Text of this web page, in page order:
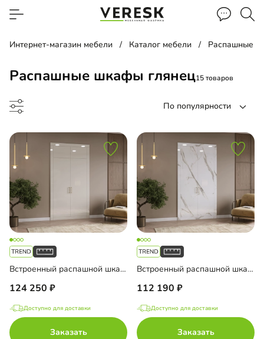
Интернет-магазин мебели Каталог мебели Распашные
Распашные шкафы глянец15 товаров
По популярности
шкаф
распашной шкаф
до
Встроенный распашной шкаф Тино-2-1
124 250
Доступно для доставки
Заказать
Встроенный распашной шкаф Тино-2-3
112 190
Доступно для доставки
Заказать